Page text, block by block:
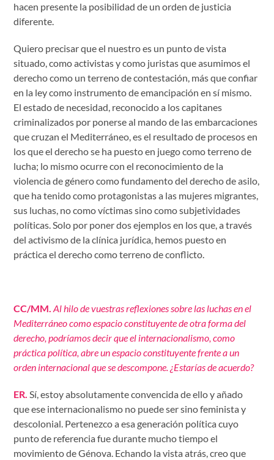
hacen presente la posibilidad de un orden de justicia
diferente.
Quiero precisar que el nuestro es un punto de vista
situado, como activistas y como juristas que asumimos el
derecho como un terreno de contestación, más que confiar
en la ley como instrumento de emancipación en sí mismo.
El estado de necesidad, reconocido a los capitanes
criminalizados por ponerse al mando de las embarcaciones
que cruzan el Mediterráneo, es el resultado de procesos en
los que el derecho se ha puesto en juego como terreno de
lucha; lo mismo ocurre con el reconocimiento de la
violencia de género como fundamento del derecho de asilo,
que ha tenido como protagonistas a las mujeres migrantes,
sus luchas, no como víctimas sino como subjetividades
políticas. Solo por poner dos ejemplos en los que, a través
del activismo de la clínica jurídica, hemos puesto en
práctica el derecho como terreno de conflicto.
CC/MM.Al hilo de vuestras reflexiones sobre las luchas en el
Mediterráneo como espacio constituyente de otra forma del
derecho, podríamos decir que el internacionalismo, como
práctica política, abre un espacio constituyente frente a un
orden internacional que se descompone. ¿Estarías de acuerdo?
ER. Sí, estoy absolutamente convencida de ello y añado
que ese internacionalismo no puede ser sino feminista y
descolonial. Pertenezco a esa generación política cuyo
punto de referencia fue durante mucho tiempo el
movimiento de Génova. Echando la vista atrás, creo que